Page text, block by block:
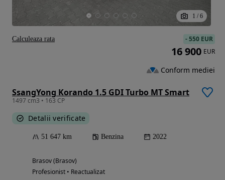
1 / 6
SsangYong Korando 1.5 GDI Turbo MT Smart
1497 cm3 • 163 CP
Detalii verificate
51 647 km Benzina 2022
Brasov (Brasov)
Profesionist • Reactualizat
-550 EUR
16 900 EUR
Conform mediei
Calculeaza rata